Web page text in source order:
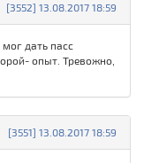
[3552] 13.08.2017 18:59
дать пасс
опыт. Тревожно,
[3551] 13.08.2017 18:59